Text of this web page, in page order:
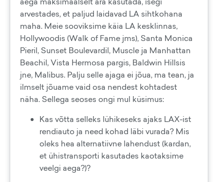
arvestades, et paljud laidavad LA sihtkohana
maha. Meie sooviksime käia LA kesklinnas,
Hollywoodis (Walk of Fame jms), Santa Monica
Pieril, Sunset Boulevardil, Muscle ja Manhattan
Beachil, Vista Hermosa pargis, Baldwin Hillsis
jne, Malibus. Palju selle ajaga ei jõua, ma tean, ja
ilmselt jõuame vaid osa nendest kohtadest
näha. Sellega seoses ongi mul küsimus:
Kas võtta selleks lühikeseks ajaks LAX-ist
rendiauto ja need kohad läbi vurada? Mis
oleks hea alternatiivne lahendust (kardan,
et ühistransporti kasutades kaotaksime
veelgi aega?)?